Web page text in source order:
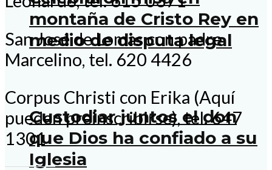
montaña de Cristo Rey en
medio de disputa legal
Custodiar juntos el don
que Dios ha confiado a su
Iglesia
San José de Lomas con padre
Marcelino, tel. 620 4426
Corpus Christi con Erika (Aquí
pueden preinscribirse), tel. 647
1301